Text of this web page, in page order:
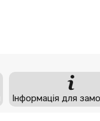
Інформація для